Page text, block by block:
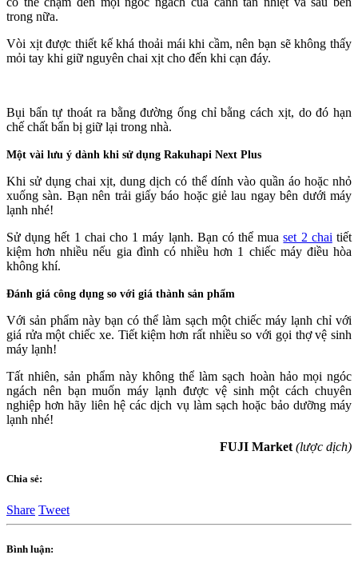
trong nữa.
Vòi xịt được thiết kế khá thoải mái khi cầm, nên bạn sẽ không thấy
mỏi tay khi giữ nguyên chai xịt cho đến khi cạn đáy.
Bụi bẩn tự thoát ra bằng đường ống chỉ bằng cách xịt, do đó hạn
chế chất bẩn bị giữ lại trong nhà.
Một vài lưu ý dành khi sử dụng Rakuhapi Next Plus
Khi sử dụng chai xịt, dung dịch có thể dính vào quần áo hoặc nhỏ
xuống sàn. Bạn nên trải giấy báo hoặc giẻ lau ngay bên dưới máy
lạnh nhé!
Sử dụng hết 1 chai cho 1 máy lạnh. Bạn có thể muaset 2 chaitiết
kiệm hơn nhiều nếu gia đình có nhiều hơn 1 chiếc máy điều hòa
không khí.
Đánh giá công dụng so với giá thành sản phẩm
Với sản phẩm này bạn có thể làm sạch một chiếc máy lạnh chỉ với
giá rửa một chiếc xe. Tiết kiệm hơn rất nhiều so với gọi thợ vệ sinh
máy lạnh!
Tất nhiên, sản phẩm này không thể làm sạch hoàn hảo mọi ngóc
ngách nên bạn muốn máy lạnh được vệ sinh một cách chuyên
nghiệp hơn hãy liên hệ các dịch vụ làm sạch hoặc bảo dưỡng máy
lạnh nhé!
FUJI Market (lược dịch)
Chia sẻ:
Share Tweet
Bình luận: